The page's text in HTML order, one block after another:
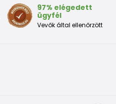
97% elégedett
ügyfél
Vevők által ellenőrzött